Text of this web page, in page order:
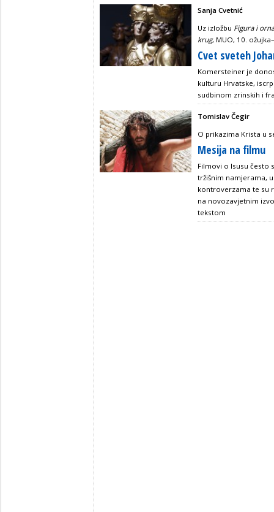
Sanja Cvetnić
Uz izložbu Figura i
krug, MUO, 10.
Cvet sveteh
Komersteiner je
kulturu Hrvatske,
sudbinom zrinskih i
Tomislav Čegir
O prikazima Krista u
Mesija na filmu
Filmovi o Isusu često
tržišnim namjerama,
kontroverzama te su
na novozavjetnim
tekstom